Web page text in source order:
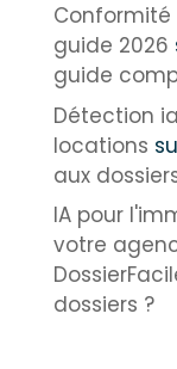
Conformité
guide 2026
guide
Détection
locations
aux
IA pour
votre
dossiers ?